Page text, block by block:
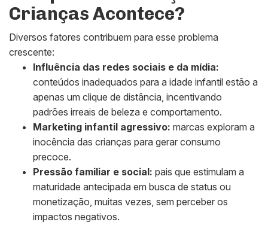
Crianças Acontece?
Diversos fatores contribuem para esse problema
crescente:
Influência das redes sociais e da mídia:
conteúdos inadequados para a idade infantil estão a
apenas um clique de distância, incentivando
padrões irreais de beleza e comportamento.
Marketing infantil agressivo: marcas exploram a
inocência das crianças para gerar consumo
precoce.
Pressão familiar e social: pais que estimulam a
maturidade antecipada em busca de status ou
monetização, muitas vezes, sem perceber os
impactos negativos.